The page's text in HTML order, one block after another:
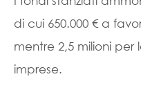
di cui 650.000 € a
mentre 2,5 milioni
imprese.